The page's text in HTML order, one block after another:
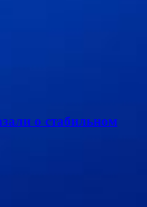
о стабильном